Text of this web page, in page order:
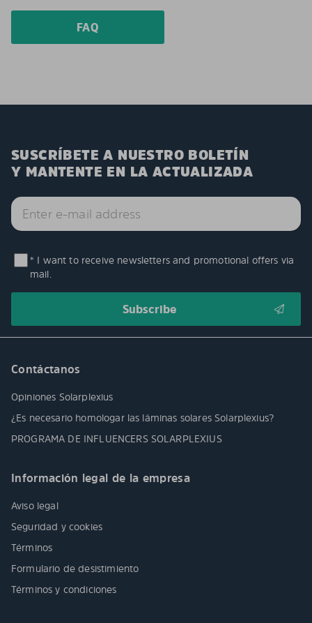
FAQ
SUSCRÍBETE A NUESTRO BOLETÍN
Y MANTENTE EN LA ACTUALIZADA
* I want to receive newsletters and promotional offers via
mail.
Contáctanos
Opiniones Solarplexius
¿Es necesario homologar las láminas solares Solarplexius?
PROGRAMA DE INFLUENCERS SOLARPLEXIUS
Información legal de la empresa
Aviso legal
Seguridad y cookies
Términos
Formulario de desistimiento
Términos y condiciones